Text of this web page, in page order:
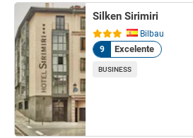
Silken Sirimiri
Bilbau
9
Excelente
BUSINESS